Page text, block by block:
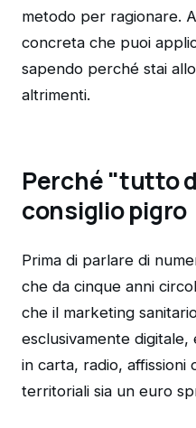
metodo per ragionare.
concreta che puoi
sapendo perché stai
altrimenti.
Perché "tutto
consiglio pigro
Prima di parlare di
che da cinque anni
che il marketing
esclusivamente
in carta, radio, affissioni
territoriali sia un euro